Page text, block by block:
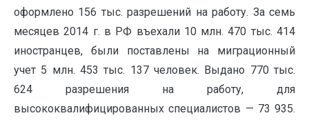
оформлено 156 тыс. разрешений на работу. За семь
месяцев 2014 г. в РФ въехали 10 млн. 470 тыс. 414
иностранцев, были поставлены на миграционный
учет 5 млн. 453 тыс. 137 человек. Выдано 770 тыс.
624 разрешения на работу, для
высококвалифицированных специалистов — 73 935.